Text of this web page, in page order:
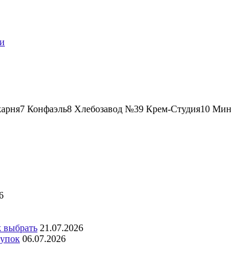
Конфаэль8 Хлебозавод №39 Крем-Студия10
выбрать 21.07.2026
06.07.2026